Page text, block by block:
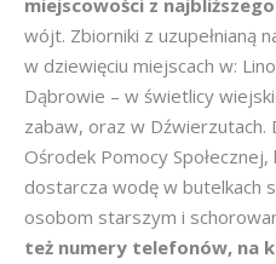
miejscowości z
wójt. Zbiorniki z uzupełnianą
w dziewięciu miejscach w:
Dąbrowie – w świetlicy
zabaw, oraz w Dźwierzutach.
Ośrodek Pomocy
dostarcza wodę w butelkach
osobom starszym i
też numery telefonów, na